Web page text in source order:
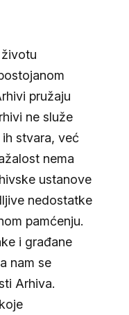
pružaju
ne služe
stvara, već
nema
ustanove
nedostatke
pamćenju.
i građane
nam se
Arhiva.